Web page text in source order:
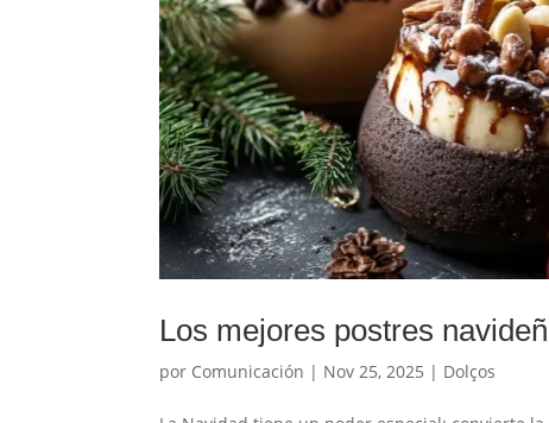
Los mejores postres
por Comunicación | Nov 25, 2025 | Dolços